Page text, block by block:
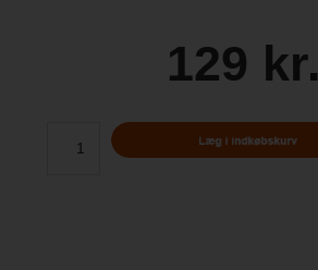
129 kr.